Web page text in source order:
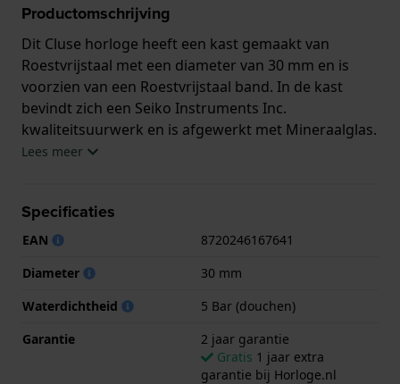
Productomschrijving
Dit Cluse horloge heeft een kast gemaakt van
Roestvrijstaal met een diameter van 30 mm en is
voorzien van een Roestvrijstaal band. In de kast
bevindt zich een Seiko Instruments Inc.
kwaliteitsuurwerk en is afgewerkt met Mineraalglas.
horloge geleverd met 2 jaar garantie.
Lees meer
Specificaties
EAN
8720246167641
Diameter
30 mm
Waterdichtheid
5 Bar (douchen)
Garantie
2 jaar garantie
Gratis 1 jaar extra
garantie bij Horloge.nl